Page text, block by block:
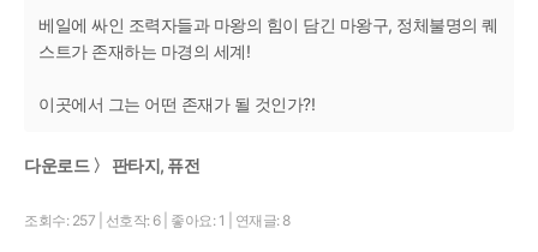
베일에 싸인 조력자들과 마왕의 힘이 담긴 마왕구, 정체불명의 퀘
스트가 존재하는 마경의 세계!
이곳에서 그는 어떤 존재가 될 것인가?!
다운로드 〉 판타지, 퓨전
조회수: 257 선호작: 6 좋아요: 1 연재글: 8